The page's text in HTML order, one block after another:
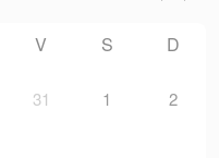
V S D
31 1 2